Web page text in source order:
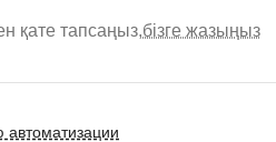
қате тапсаңыз,бізге жазыңыз